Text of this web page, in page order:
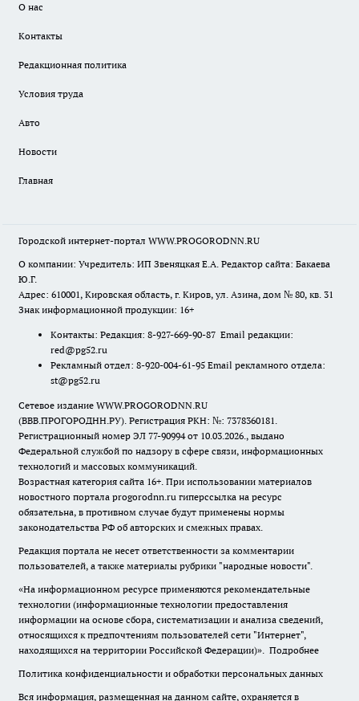
О нас
Контакты
Редакционная политика
Условия труда
Авто
Новости
Главная
Городской интернет-портал WWW.PROGORODNN.RU
О компании: Учредитель: ИП Звеняцкая Е.А. Редактор сайта: Бакаева
Ю.Г.
Адрес: 610001, Кировская область, г. Киров, ул. Азина, дом № 80, кв. 31
Знак информационной продукции: 16+
Контакты: Редакция: 8-927-669-90-87 Email редакции:
red@pg52.ru
Рекламный отдел: 8-920-004-61-95 Email рекламного отдела:
st@pg52.ru
Сетевое издание WWW.PROGORODNN.RU
(ВВВ.ПРОГОРОДНН.РУ). Регистрация РКН: №: 7378360181.
Регистрационный номер ЭЛ 77-90994 от 10.03.2026., выдано
Федеральной службой по надзору в сфере связи, информационных
технологий и массовых коммуникаций.
Возрастная категория сайта 16+. При использовании материалов
новостного портала progorodnn.ru гиперссылка на ресурс
обязательна, в противном случае будут применены нормы
законодательства РФ об авторских и смежных правах.
Редакция портала не несет ответственности за комментарии
пользователей, а также материалы рубрики "народные новости".
«На информационном ресурсе применяются рекомендательные
технологии (информационные технологии предоставления
информации на основе сбора, систематизации и анализа сведений,
относящихся к предпочтениям пользователей сети "Интернет",
находящихся на территории Российской Федерации)». Подробнее
Политика конфиденциальности и обработки персональных данных
Вся информация, размещенная на данном сайте, охраняется в